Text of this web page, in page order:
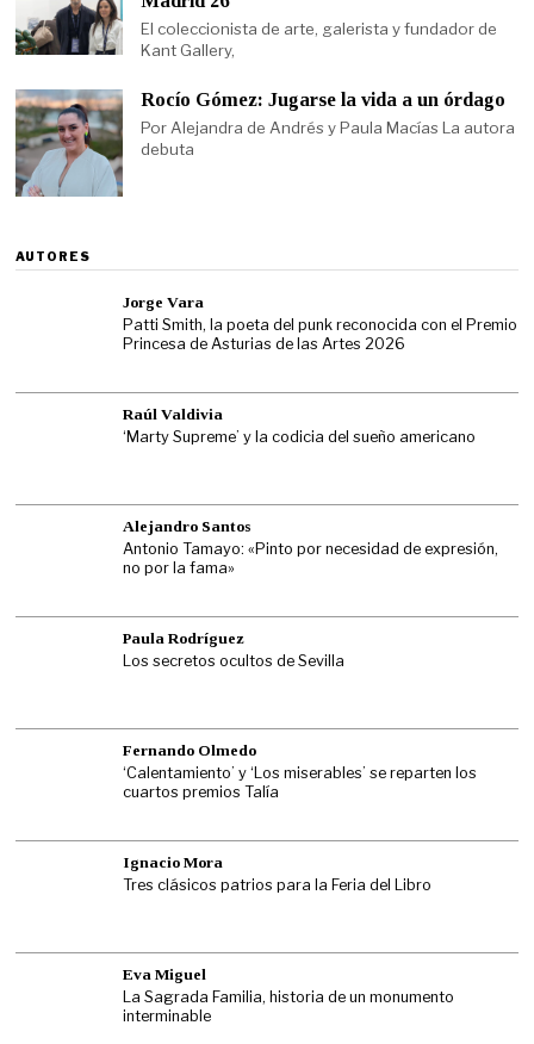
El coleccionista de arte, galerista y fundador de
Kant Gallery,
Rocío Gómez: Jugarse la vida a un órdago
Por Alejandra de Andrés y Paula Macías La autora
debuta
AUTORES
Jorge Vara
Patti Smith, la poeta del punk reconocida con el Premio
Princesa de Asturias de las Artes 2026
Raúl Valdivia
‘Marty Supreme’ y la codicia del sueño americano
Alejandro Santos
Antonio Tamayo: «Pinto por necesidad de expresión,
no por la fama»
Paula Rodríguez
Los secretos ocultos de Sevilla
Fernando Olmedo
‘Calentamiento’ y ‘Los miserables’ se reparten los
cuartos premios Talía
Ignacio Mora
Tres clásicos patrios para la Feria del Libro
Eva Miguel
La Sagrada Familia, historia de un monumento
interminable